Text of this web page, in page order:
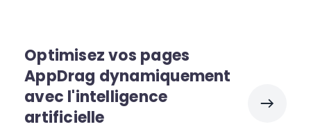
Optimisez vos pages
AppDrag dynamiquement
avec l'intelligence
artificielle